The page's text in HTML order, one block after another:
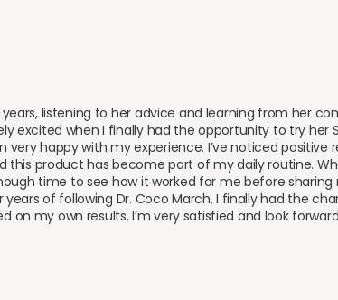
listening to her advice and learning from her
excited when I finally had the opportunity to try her
very happy with my experience. I’ve noticed positive
this product has become part of my daily routine.
time to see how it worked for me before
of following Dr. Coco March, I finally had the
on my own results, I’m very satisfied and look